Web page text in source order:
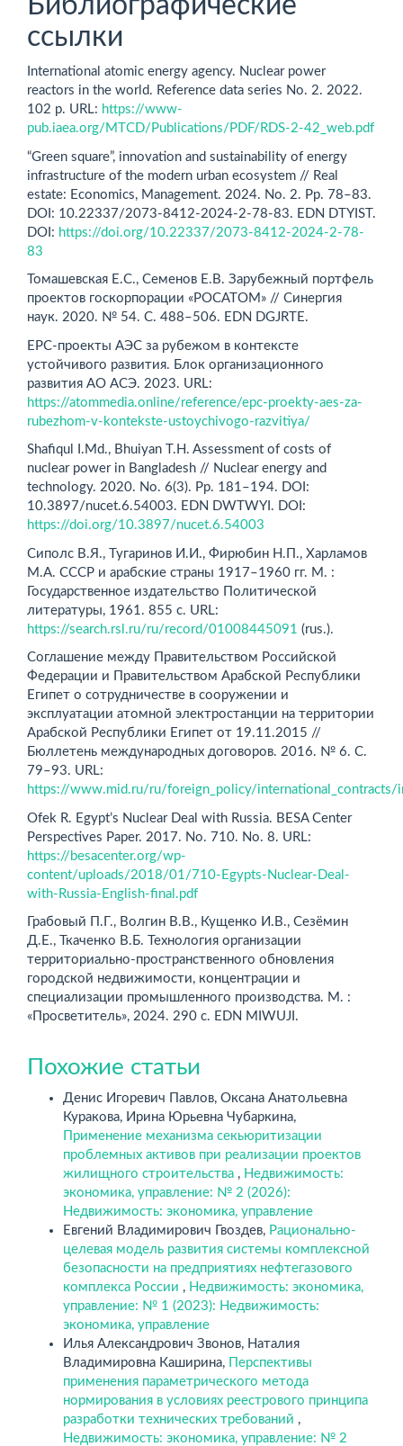
ссылки
International atomic energy agency. Nuclear power
reactors in the world. Reference data series No. 2. 2022.
102 p. URL: https://www-
pub.iaea.org/MTCD/Publications/PDF/RDS-2-42_web.pdf
“Green square”, innovation and sustainability of energy
infrastructure of the modern urban ecosystem // Real
estate: Economics, Management. 2024. No. 2. Рр. 78–83.
DOI: 10.22337/2073-8412-2024-2-78-83. EDN DTYIST.
DOI: https://doi.org/10.22337/2073-8412-2024-2-78-
83
Томашевская Е.С., Семенов Е.В. Зарубежный портфель
проектов госкорпорации «РОСАТОМ» // Синергия
наук. 2020. № 54. С. 488–506. EDN DGJRTE.
EPC-проекты АЭС за рубежом в контексте
устойчивого развития. Блок организационного
развития АО АСЭ. 2023. URL:
https://atommedia.online/reference/epc-proekty-aes-za-
rubezhom-v-kontekste-ustoychivogo-razvitiya/
Shafiqul I.Md., Bhuiyan T.H. Assessment of costs of
nuclear power in Bangladesh // Nuclear energy and
technology. 2020. No. 6(3). Pp. 181–194. DOI:
10.3897/nucet.6.54003. EDN DWTWYI. DOI:
https://doi.org/10.3897/nucet.6.54003
Сиполс В.Я., Тугаринов И.И., Фирюбин Н.П., Харламов
М.А. СССР и арабские страны 1917–1960 гг. М. :
Государственное издательство Политической
литературы, 1961. 855 с. URL:
https://search.rsl.ru/ru/record/01008445091 (rus.).
Соглашение между Правительством Российской
Федерации и Правительством Арабской Республики
Египет о сотрудничестве в сооружении и
эксплуатации атомной электростанции на территории
Арабской Республики Египет от 19.11.2015 //
Бюллетень международных договоров. 2016. № 6. С.
79–93. URL:
https://www.mid.ru/ru/foreign_policy/
Ofek R. Egypt’s Nuclear Deal with Russia. BESA Center
Perspectives Paper. 2017. No. 710. No. 8. URL:
https://besacenter.org/wp-
content/uploads/2018/01/710-Egypts-Nuclear-Deal-
with-Russia-English-final.pdf
Грабовый П.Г., Волгин В.В., Кущенко И.В., Сезёмин
Д.Е., Ткаченко В.Б. Технология организации
территориально-пространственного обновления
городской недвижимости, концентрации и
специализации промышленного производства. М. :
«Просветитель», 2024. 290 с. EDN MIWUJI.
Похожие статьи
Денис Игоревич Павлов, Оксана Анатольевна
Куракова, Ирина Юрьевна Чубаркина,
Применение механизма секьюритизации
проблемных активов при реализации проектов
жилищного строительства , Недвижимость:
экономика, управление: № 2 (2026):
Недвижимость: экономика, управление
Евгений Владимирович Гвоздев, Рационально-
целевая модель развития системы комплексной
безопасности на предприятиях нефтегазового
комплекса России , Недвижимость: экономика,
управление: № 1 (2023): Недвижимость:
экономика, управление
Илья Александрович Звонов, Наталия
Владимировна Каширина,
Перспективы
применения параметрического метода
нормирования в условиях реестрового принципа
разработки технических требований ,
Недвижимость: экономика, управление: № 2